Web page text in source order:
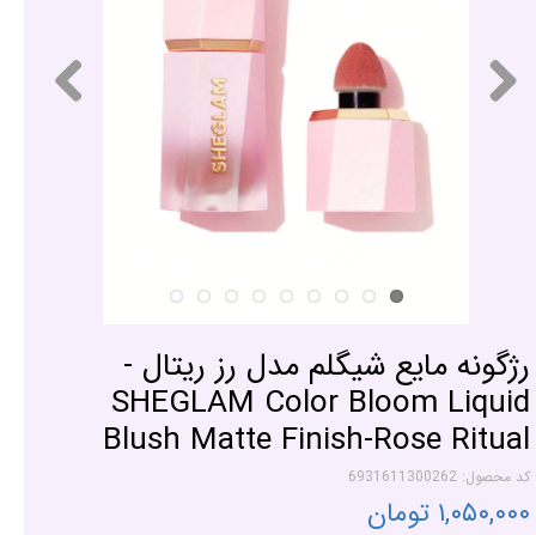
رژگونه مایع شیگلم مدل رز ریتال -
SHEGLAM Color Bloom Liquid
Blush Matte Finish-Rose Ritual
کد محصول: 6931611300262
۱,۰۵۰,۰۰۰ تومان